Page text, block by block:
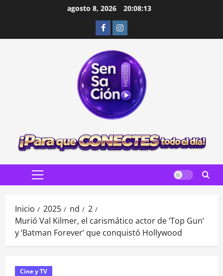
agosto 8, 2026 20:08:15
FacebookInstagram
Menú
Inicio 2025 nd
2
Murió Val Kilmer, el carismático actor de ‘Top Gun’
y ‘Batman Forever’ que conquistó Hollywood
Cine y TV